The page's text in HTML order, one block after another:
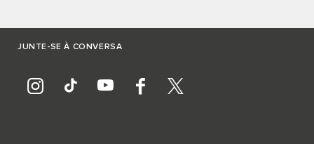
JUNTE-SE À CONVERSA